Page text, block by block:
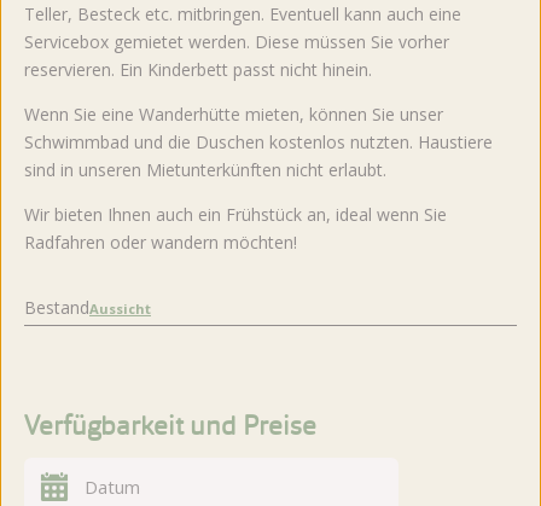
Teller, Besteck etc. mitbringen. Eventuell kann auch eine
Servicebox gemietet werden. Diese müssen Sie vorher
reservieren. Ein Kinderbett passt nicht hinein.
Wenn Sie eine Wanderhütte mieten, können Sie unser
Schwimmbad und die Duschen kostenlos nutzten. Haustiere
sind in unseren Mietunterkünften nicht erlaubt.
Wir bieten Ihnen auch ein Frühstück an, ideal wenn Sie
Radfahren oder wandern möchten!
BestandAussicht
Verfügbarkeit und Preise